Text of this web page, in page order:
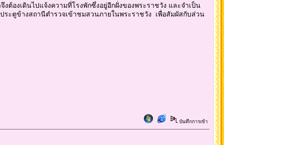
ต้องเดินไปแจ้งความที่โรงพักซึ่งอยู่อีกฝั่งของพระราชวัง และจำเป็น
ระตูข้างสถานีตำรวจเข้าชมสวนภายในพระราชวัง เพื่อสัมผัสกับส่วน
บันทึกการเข้า